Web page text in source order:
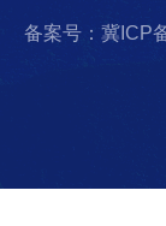
备案号：冀ICP